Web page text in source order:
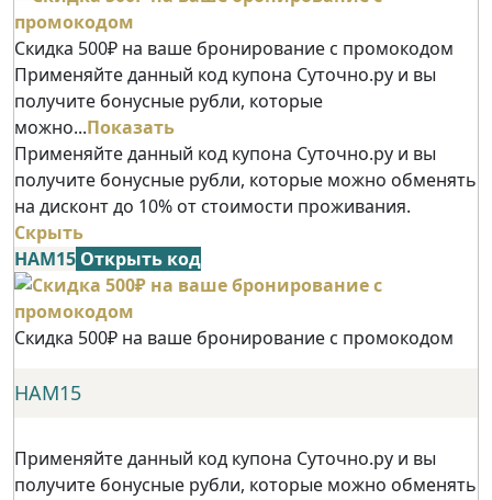
Скидка 500₽ на ваше бронирование с промокодом
Применяйте данный код купона Суточно.ру и вы
получите бонусные рубли, которые
можно...Показать
Применяйте данный код купона Суточно.ру и вы
получите бонусные рубли, которые можно обменять
на дисконт до 10% от стоимости проживания.
Скрыть
НАМ15 Открыть код
Скидка 500₽ на ваше бронирование с промокодом
НАМ15
Применяйте данный код купона Суточно.ру и вы
получите бонусные рубли, которые можно обменять